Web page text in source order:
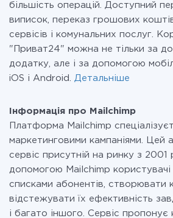
більшість операцій. Доступний
виписок, переказ грошових
сервісів і комунальних послуг.
"Приват24" можна не тільки за
додатку, але і за допомогою
iOS і Android. Детальніше
Інформація про Mailchimp
Платформа Mailchimp
маркетинговими кампаніями. Цей
сервіс присутній на ринку з 2001
допомогою Mailchimp
списками абонентів, створювати
відстежувати їх ефективність
і багато іншого. Сервіс пропонує